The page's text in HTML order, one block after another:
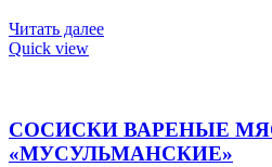
Читать далее
Quick view
СОСИСКИ ВАРЕНЫЕ
«МУСУЛЬМАНСКИЕ»